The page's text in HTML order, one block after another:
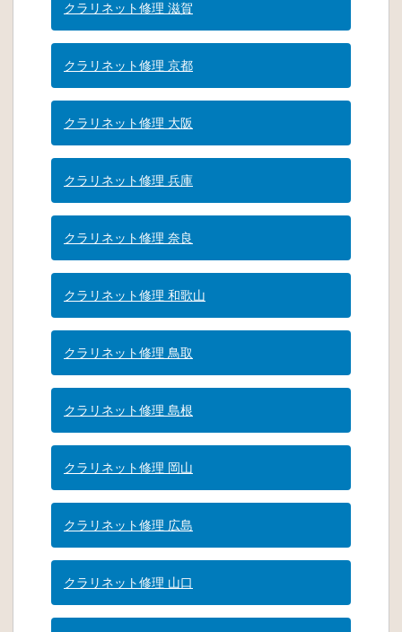
クラリネット修理 滋賀
クラリネット修理 京都
クラリネット修理 大阪
クラリネット修理 兵庫
クラリネット修理 奈良
クラリネット修理 和歌山
クラリネット修理 鳥取
クラリネット修理 島根
クラリネット修理 岡山
クラリネット修理 広島
クラリネット修理 山口